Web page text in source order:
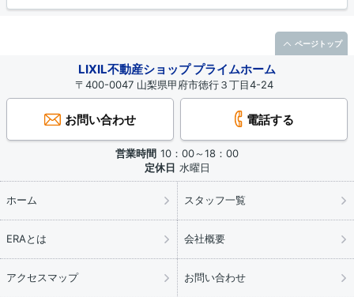
LIXIL不動産ショップ プライムホーム
〒400-0047 山梨県甲府市徳行３丁目4-24
お問い合わせ 電話する
営業時間 10：00～18：00
定休日 水曜日
ホーム スタッフ一覧
ERAとは 会社概要
アクセスマップ お問い合わせ
ページトップ